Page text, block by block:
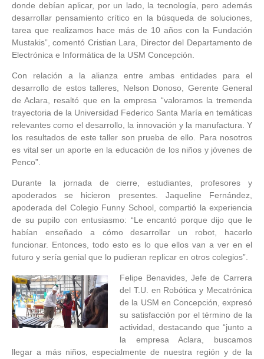
donde debían aplicar, por un lado, la tecnología, pero además
desarrollar pensamiento crítico en la búsqueda de soluciones,
tarea que realizamos hace más de 10 años con la Fundación
Mustakis”, comentó Cristian Lara, Director del Departamento de
Electrónica e Informática de la USM Concepción.
Con relación a la alianza entre ambas entidades para el
desarrollo de estos talleres, Nelson Donoso, Gerente General
de Aclara, resaltó que en la empresa “valoramos la tremenda
trayectoria de la Universidad Federico Santa María en temáticas
relevantes como el desarrollo, la innovación y la manufactura. Y
los resultados de este taller son prueba de ello. Para nosotros
es vital ser un aporte en la educación de los niños y jóvenes de
Penco”.
Durante la jornada de cierre, estudiantes, profesores y
apoderados se hicieron presentes. Jaqueline Fernández,
apoderada del Colegio Funny School, compartió la experiencia
de su pupilo con entusiasmo: “Le encantó porque dijo que le
habían enseñado a cómo desarrollar un robot, hacerlo
funcionar. Entonces, todo esto es lo que ellos van a ver en el
futuro y sería genial que lo pudieran replicar en otros colegios”.
Felipe Benavides, Jefe de Carrera
del T.U. en Robótica y Mecatrónica
de la USM en Concepción, expresó
su satisfacción por el término de la
actividad, destacando que “junto a
la empresa Aclara, buscamos
llegar a más niños, especialmente de nuestra región y de la